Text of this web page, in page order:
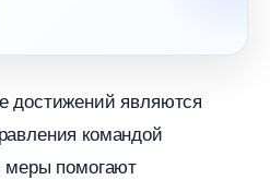
достижений являются
командой
меры помогают